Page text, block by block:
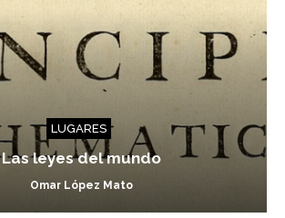
LUGARES
Las leyes del mundo
Omar López Mato